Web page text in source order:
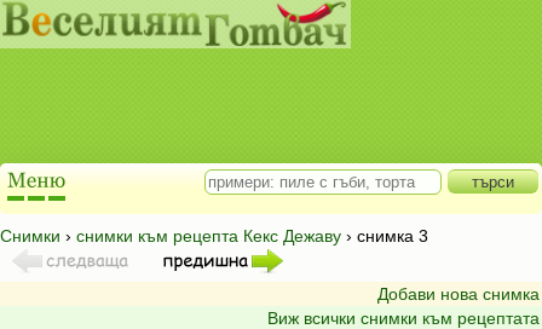
Снимки › снимки към рецепта Кекс Дежаву › снимка 3
Добави нова снимка
Виж всички снимки към рецептата